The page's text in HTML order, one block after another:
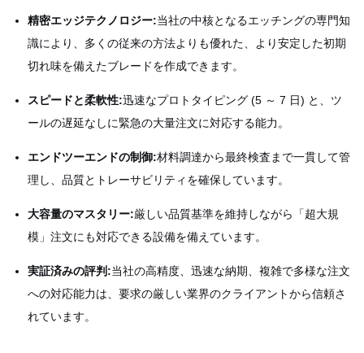
精密エッジテクノロジー:当社の中核となるエッチングの専門知
識により、多くの従来の方法よりも優れた、より安定した初期
切れ味を備えたブレードを作成できます。
スピードと柔軟性:迅速なプロトタイピング (5 ～ 7 日) と、ツ
ールの遅延なしに緊急の大量注文に対応する能力。
エンドツーエンドの制御:材料調達から最終検査まで一貫して管
理し、品質とトレーサビリティを確保しています。
大容量のマスタリー:厳しい品質基準を維持しながら「超大規
模」注文にも対応できる設備を備えています。
実証済みの評判:当社の高精度、迅速な納期、複雑で多様な注文
への対応能力は、要求の厳しい業界のクライアントから信頼さ
れています。